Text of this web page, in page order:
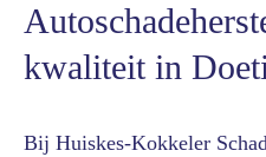
kwaliteit in
Bij Huiskes-Kokkeler